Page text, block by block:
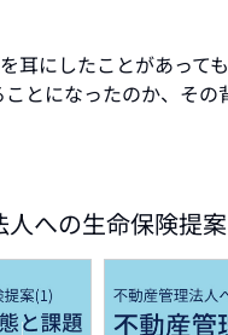
耳にしたことがあって
とになったのか、その
への生命保険提案